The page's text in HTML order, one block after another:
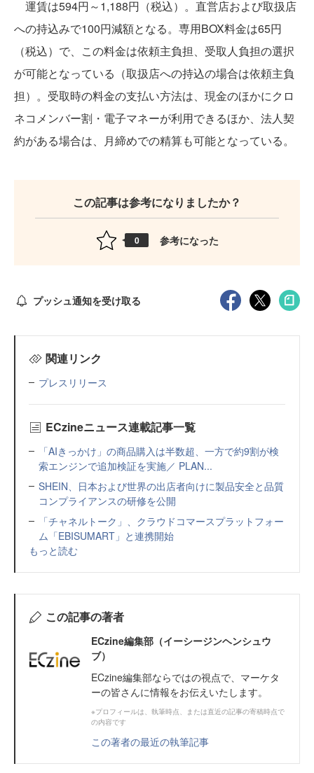
運賃は594円～1,188円（税込）。直営店および取扱店
への持込みで100円減額となる。専用BOX料金は65円
（税込）で、この料金は依頼主負担、受取人負担の選択
が可能となっている（取扱店への持込の場合は依頼主負
担）。受取時の料金の支払い方法は、現金のほかにクロ
ネコメンバー割・電子マネーが利用できるほか、法人契
約がある場合は、月締めでの精算も可能となっている。
この記事は参考になりましたか？
0 参考になった
プッシュ通知を受け取る
関連リンク
プレスリリース
ECzineニュース連載記事一覧
「AIきっかけ」の商品購入は半数超、一方で約9割が検
索エンジンで追加検証を実施／ PLAN...
SHEIN、日本および世界の出店者向けに製品安全と品質
コンプライアンスの研修を公開
「チャネルトーク」、クラウドコマースプラットフォー
ム「EBISUMART」と連携開始
もっと読む
この記事の著者
ECzine編集部（イーシージンヘンシュウ
ブ）
ECzine編集部ならではの視点で、マーケタ
ーの皆さんに情報をお伝えいたします。
※プロフィールは、執筆時点、または直近の記事の寄稿時点で
の内容です
この著者の最近の執筆記事